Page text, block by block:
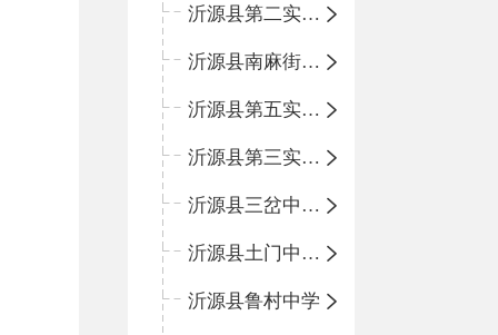
沂源县第二实验中学
沂源县南麻街道办事处中心小学
沂源县第五实验小学
沂源县第三实验小学
沂源县三岔中心学校
沂源县土门中心学校
沂源县鲁村中学